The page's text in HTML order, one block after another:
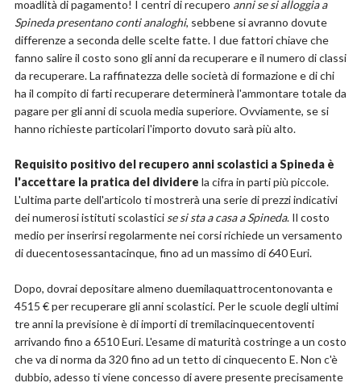
moadlità di pagamento! I centri di recupero anni se si alloggia a
Spineda presentano conti analoghi, sebbene si avranno dovute
differenze a seconda delle scelte fatte. I due fattori chiave che
fanno salire il costo sono gli anni da recuperare e il numero di classi
da recuperare. La raffinatezza delle società di formazione e di chi
ha il compito di farti recuperare determinerà l'ammontare totale da
pagare per gli anni di scuola media superiore. Ovviamente, se si
hanno richieste particolari l'importo dovuto sarà più alto.
Requisito positivo del recupero anni scolastici a Spineda è
l'accettare la pratica del dividere la cifra in parti più piccole.
L'ultima parte dell'articolo ti mostrerà una serie di prezzi indicativi
dei numerosi istituti scolastici se si sta a casa a Spineda. Il costo
medio per inserirsi regolarmente nei corsi richiede un versamento
di duecentosessantacinque, fino ad un massimo di 640 Euri.
Dopo, dovrai depositare almeno duemilaquattrocentonovanta e
4515 € per recuperare gli anni scolastici. Per le scuole degli ultimi
tre anni la previsione è di importi di tremilacinquecentoventi
arrivando fino a 6510 Euri. L'esame di maturità costringe a un costo
che va di norma da 320 fino ad un tetto di cinquecento E. Non c'è
dubbio, adesso ti viene concesso di avere presente precisamente